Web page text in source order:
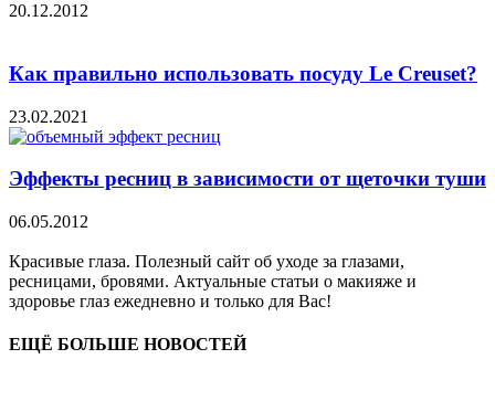
20.12.2012
Как правильно использовать посуду Le Creuset?
23.02.2021
Эффекты ресниц в зависимости от щеточки туши
06.05.2012
Красивые глаза. Полезный сайт об уходе за глазами,
ресницами, бровями. Актуальные статьи о макияже и
здоровье глаз ежедневно и только для Вас!
ЕЩЁ БОЛЬШЕ НОВОСТЕЙ